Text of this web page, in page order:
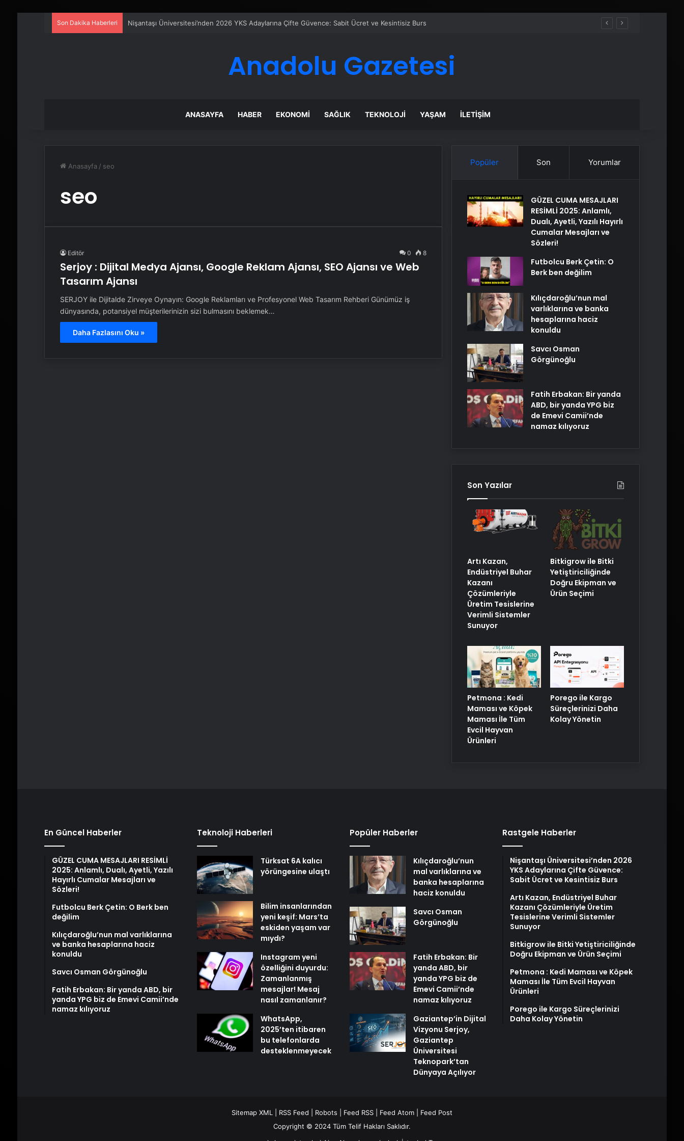
Son Dakika Haberleri Nişantaşı Üniversitesi’nden 2026 YKS Adaylarına Çifte Güvence: Sabit Ücret ve Kesintisiz Burs
Anadolu Gazetesi
ANASAYFA HABER EKONOMI SAĞLIK TEKNOLOJI YAŞAM İLETIŞIM
Anasayfa / seo
seo
Editör 0 8
Serjoy : Dijital Medya Ajansı, Google Reklam Ajansı, SEO Ajansı ve Web
Tasarım Ajansı
SERJOY ile Dijitalde Zirveye Oynayın: Google Reklamları ve Profesyonel Web Tasarım Rehberi Günümüz iş
dünyasında, potansiyel müşterilerinizin sizi bulmasını beklemek…
Daha Fazlasını Oku »
Popüler Son Yorumlar
GÜZEL CUMA MESAJLARI
RESİMLİ 2025: Anlamlı,
Dualı, Ayetli, Yazılı Hayırlı
Cumalar Mesajları ve
Sözleri!
Futbolcu Berk Çetin: O
Berk ben değilim
Kılıçdaroğlu’nun mal
varlıklarına ve banka
hesaplarına haciz
konuldu
Savcı Osman
Görgünoğlu
Fatih Erbakan: Bir yanda
ABD, bir yanda YPG biz
de Emevi Camii’nde
namaz kılıyoruz
Son Yazılar
Artı Kazan,
Endüstriyel Buhar
Kazanı
Çözümleriyle
Üretim Tesislerine
Verimli Sistemler
Sunuyor
Bitkigrow ile Bitki
Yetiştiriciliğinde
Doğru Ekipman ve
Ürün Seçimi
Petmona : Kedi
Maması ve Köpek
Maması İle Tüm
Evcil Hayvan
Ürünleri
Porego ile Kargo
Süreçlerinizi Daha
Kolay Yönetin
En Güncel Haberler
GÜZEL CUMA MESAJLARI RESİMLİ
2025: Anlamlı, Dualı, Ayetli, Yazılı
Hayırlı Cumalar Mesajları ve
Sözleri!
Futbolcu Berk Çetin: O Berk ben
değilim
Kılıçdaroğlu’nun mal varlıklarına
ve banka hesaplarına haciz
konuldu
Savcı Osman Görgünoğlu
Fatih Erbakan: Bir yanda ABD, bir
yanda YPG biz de Emevi Camii’nde
namaz kılıyoruz
Teknoloji Haberleri
Türksat 6A kalıcı
yörüngesine ulaştı
Bilim insanlarından
yeni keşif: Mars’ta
eskiden yaşam var
mıydı?
Instagram yeni
özelliğini duyurdu:
Zamanlanmış
mesajlar! Mesaj
nasıl zamanlanır?
WhatsApp,
2025’ten itibaren
bu telefonlarda
desteklenmeyecek
Popüler Haberler
Kılıçdaroğlu’nun
mal varlıklarına ve
banka hesaplarına
haciz konuldu
Savcı Osman
Görgünoğlu
Fatih Erbakan: Bir
yanda ABD, bir
yanda YPG biz de
Emevi Camii’nde
namaz kılıyoruz
Gaziantep’in Dijital
Vizyonu Serjoy,
Gaziantep
Üniversitesi
Teknopark’tan
Dünyaya Açılıyor
Rastgele Haberler
Nişantaşı Üniversitesi’nden 2026
YKS Adaylarına Çifte Güvence:
Sabit Ücret ve Kesintisiz Burs
Artı Kazan, Endüstriyel Buhar
Kazanı Çözümleriyle Üretim
Tesislerine Verimli Sistemler
Sunuyor
Bitkigrow ile Bitki Yetiştiriciliğinde
Doğru Ekipman ve Ürün Seçimi
Petmona : Kedi Maması ve Köpek
Maması İle Tüm Evcil Hayvan
Ürünleri
Porego ile Kargo Süreçlerinizi
Daha Kolay Yönetin
Sitemap XML RSS Feed Robots Feed RSS| Feed Atom| Feed Post
Copyright © 2024 Tüm Telif Hakları Saklıdır.